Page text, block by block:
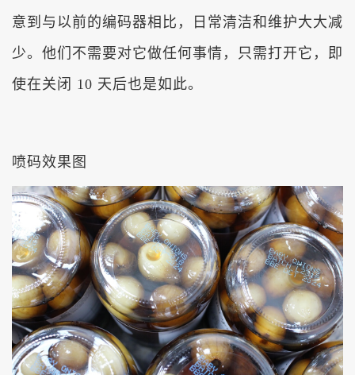
意到与以前的编码器相比，日常清洁和维护大大减
少。他们不需要对它做任何事情，只需打开它，即
使在关闭 10 天后也是如此。
喷码效果图